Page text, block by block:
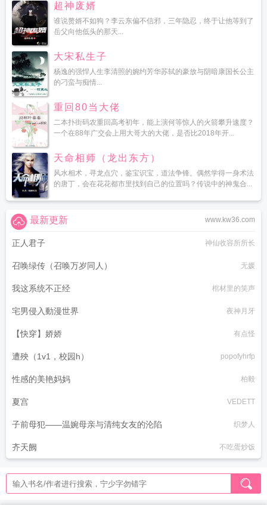
超神废婿
谁说赘婿不如狗？李云东偏不信邪，三年隐忍，终于让他等到了
岳父向他低头的那天...
大宋私生子
杨逸的强悍人生李清照的婉约芳华苏轼的豪放与阴暗康国长公主
的刁蛮与痴情...
重回80当大佬
二本扑街码农重回高考初年，能上演何等惊人的火箭攀升速度？
一个在88年广交会上用大哥大的大佬，是否比2018年开...
天命相师（龙出东方）
风水相术，寻龙点穴，鉴宝识宝，道法争锋。偶然学得一身术法
的唐丁，会在花花都市里找到自己的位置吗？传说中的神鬼合...
www.kw36.com
最新更新
正人君子 神仙收容所所长
召唤绿传（召唤万岁同人） 无媛
我这系统不正经 棺材里的笑声
宅男侵入動漫世界 夜神月牙
【快穿】娇娇 有点怪
遭殃（1v1，校园h） popofyhrfp
性感的美艳妈妈 柏毅
夏宫 VEDETT
子前母犯——温婉母亲与清纯女友的沦陷 织梦人
齐天阙 不吃蛋炒饭